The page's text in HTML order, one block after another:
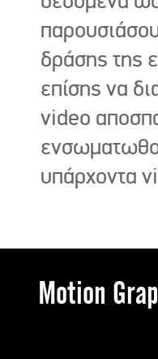
δράσης της
επίσης να
video
υπάρχοντα
Motion